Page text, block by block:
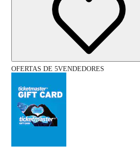
OFERTAS DE 5VENDEDORES